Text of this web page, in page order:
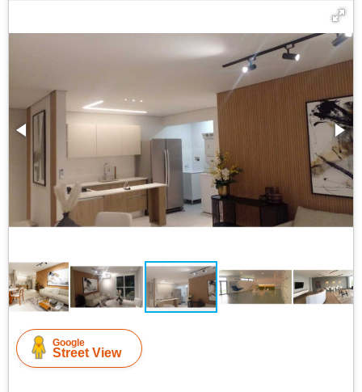
Google
Street View